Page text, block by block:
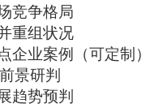
竞争格局
重组状况
企业案例（可定制）
景研判
趋势预判